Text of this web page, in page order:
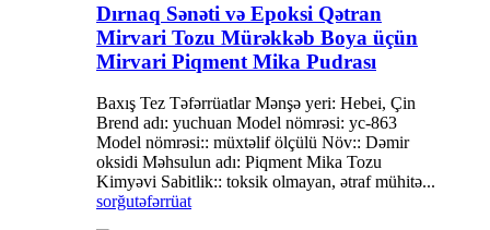
Dırnaq Sənəti və Epoksi Qətran
Mirvari Tozu Mürəkkəb Boya üçün
Mirvari Piqment Mika Pudrası
Baxış Tez Təfərrüatlar Mənşə yeri: Hebei, Çin
Brend adı: yuchuan Model nömrəsi: yc-863
Model nömrəsi:: müxtəlif ölçülü Növ:: Dəmir
oksidi Məhsulun adı: Piqment Mika Tozu
Kimyəvi Sabitlik:: toksik olmayan, ətraf mühitə...
sorğutəfərrüat